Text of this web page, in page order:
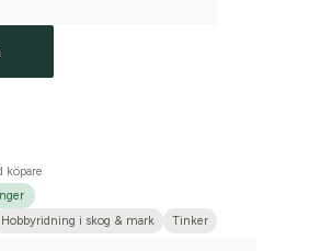
köpare
Hobbyridning i skog & mark Tinker